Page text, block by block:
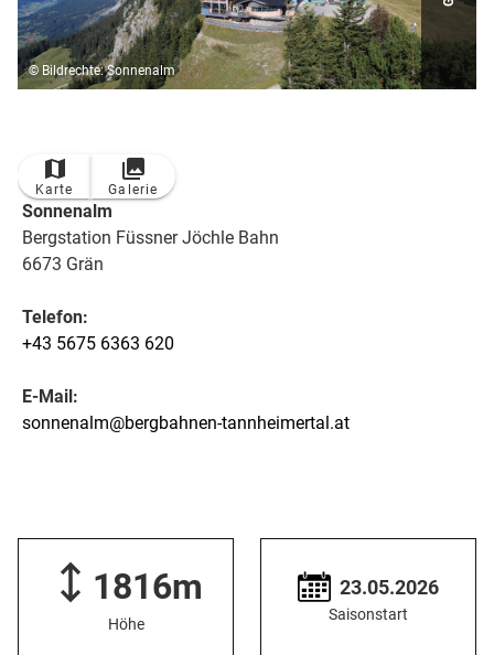
© Bildrechte: Sonnenalm
Karte Galerie
Sonnenalm
Bergstation Füssner Jöchle Bahn
6673 Grän
Telefon:
+43 5675 6363 620
E-Mail:
sonnenalm@bergbahnen-tannheimertal.at
1816m
Höhe
23.05.2026
Saisonstart